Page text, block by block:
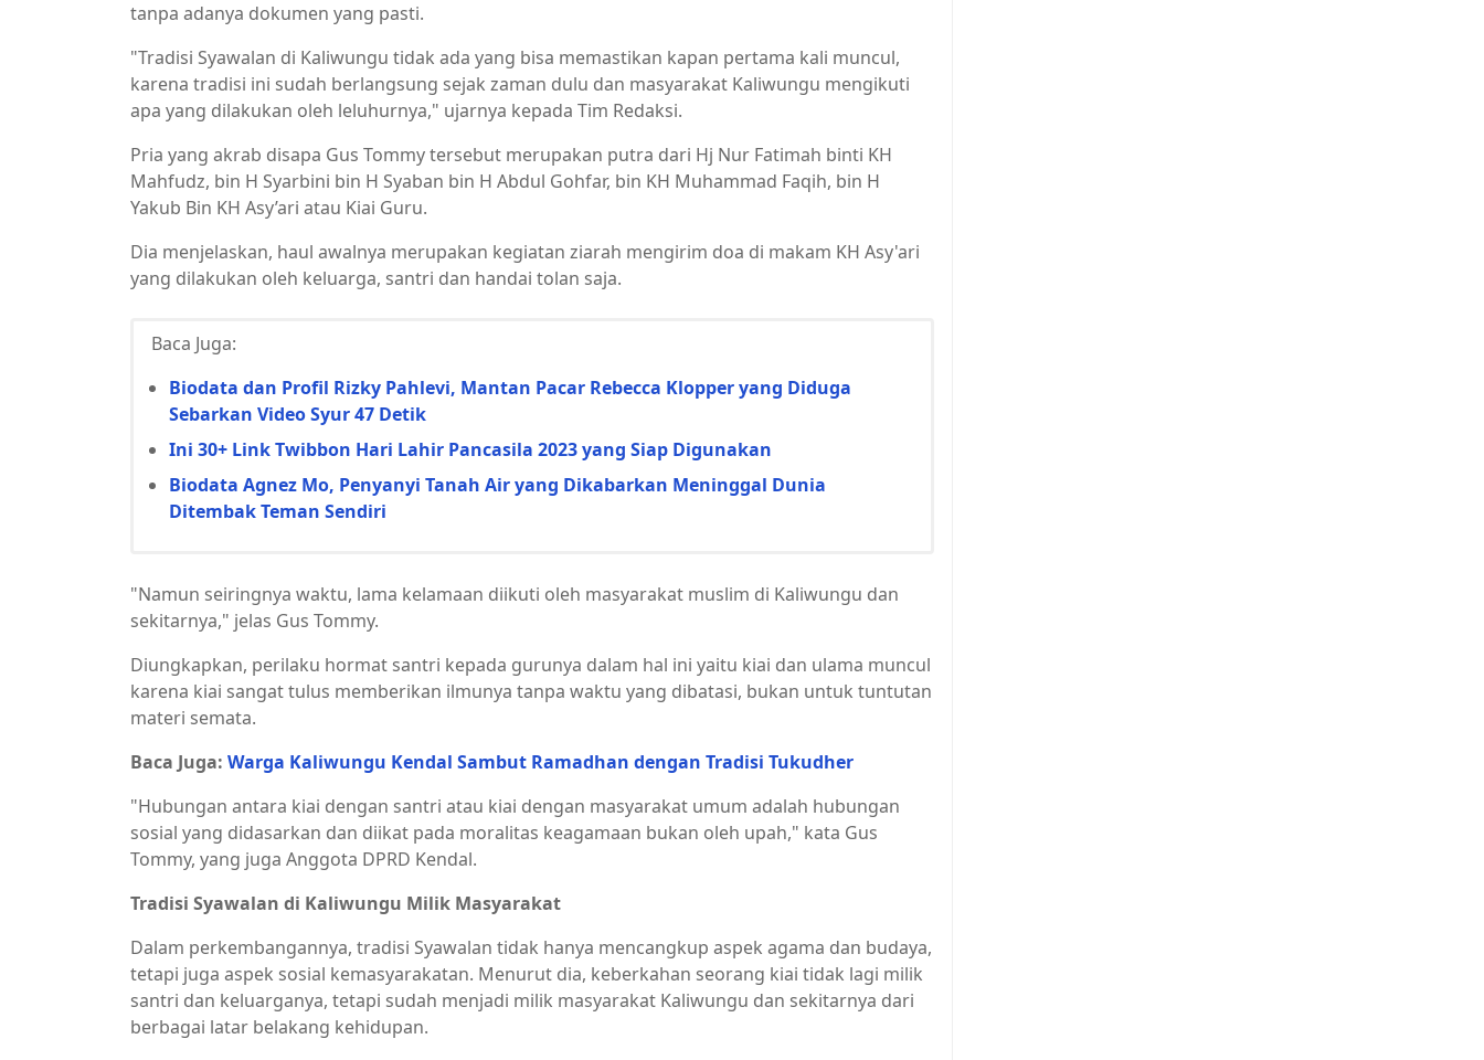
tanpa adanya dokumen yang pasti.
"Tradisi Syawalan di Kaliwungu tidak ada yang bisa memastikan kapan pertama kali muncul,
karena tradisi ini sudah berlangsung sejak zaman dulu dan masyarakat Kaliwungu mengikuti
apa yang dilakukan oleh leluhurnya," ujarnya kepada Tim Redaksi.
Pria yang akrab disapa Gus Tommy tersebut merupakan putra dari Hj Nur Fatimah binti KH
Mahfudz, bin H Syarbini bin H Syaban bin H Abdul Gohfar, bin KH Muhammad Faqih, bin H
Yakub Bin KH Asy’ari atau Kiai Guru.
Dia menjelaskan, haul awalnya merupakan kegiatan ziarah mengirim doa di makam KH Asy'ari
yang dilakukan oleh keluarga, santri dan handai tolan saja.
Baca Juga:
Biodata dan Profil Rizky Pahlevi, Mantan Pacar Rebecca Klopper yang Diduga
Sebarkan Video Syur 47 Detik
Ini 30+ Link Twibbon Hari Lahir Pancasila 2023 yang Siap Digunakan
Biodata Agnez Mo, Penyanyi Tanah Air yang Dikabarkan Meninggal Dunia
Ditembak Teman Sendiri
"Namun seiringnya waktu, lama kelamaan diikuti oleh masyarakat muslim di Kaliwungu dan
sekitarnya," jelas Gus Tommy.
Diungkapkan, perilaku hormat santri kepada gurunya dalam hal ini yaitu kiai dan ulama muncul
karena kiai sangat tulus memberikan ilmunya tanpa waktu yang dibatasi, bukan untuk tuntutan
materi semata.
Baca Juga: Warga Kaliwungu Kendal Sambut Ramadhan dengan Tradisi Tukudher
"Hubungan antara kiai dengan santri atau kiai dengan masyarakat umum adalah hubungan
sosial yang didasarkan dan diikat pada moralitas keagamaan bukan oleh upah," kata Gus
Tommy, yang juga Anggota DPRD Kendal.
Tradisi Syawalan di Kaliwungu Milik Masyarakat
Dalam perkembangannya, tradisi Syawalan tidak hanya mencangkup aspek agama dan budaya,
tetapi juga aspek sosial kemasyarakatan. Menurut dia, keberkahan seorang kiai tidak lagi milik
santri dan keluarganya, tetapi sudah menjadi milik masyarakat Kaliwungu dan sekitarnya dari
berbagai latar belakang kehidupan.